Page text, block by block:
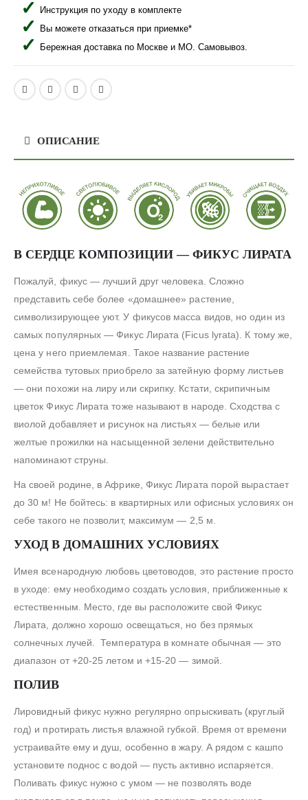
Инструкция по уходу в комплекте
Вы можете отказаться при приемке*
Бережная доставка по Москве и МО. Самовывоз.
ОПИСАНИЕ
В СЕРДЦЕ КОМПОЗИЦИИ — ФИКУС ЛИРАТА
Пожалуй, фикус — лучший друг человека. Сложно
представить себе более «домашнее» растение,
символизирующее уют. У фикусов масса видов, но один из
самых популярных — Фикус Лирата (Ficus lyrata). К тому же,
цена у него приемлемая. Такое название растение
семейства тутовых приобрело за затейную форму листьев
— они похожи на лиру или скрипку. Кстати, скрипичным
цветок Фикус Лирата тоже называют в народе. Сходства с
виолой добавляет и рисунок на листьях — белые или
желтые прожилки на насыщенной зелени действительно
напоминают струны.
На своей родине, в Африке, Фикус Лирата порой вырастает
до 30 м! Не бойтесь: в квартирных или офисных условиях он
себе такого не позволит, максимум — 2,5 м.
УХОД В ДОМАШНИХ УСЛОВИЯХ
Имея всенародную любовь цветоводов, это растение просто
в уходе: ему необходимо создать условия, приближенные к
естественным. Место, где вы расположите свой Фикус
Лирата, должно хорошо освещаться, но без прямых
солнечных лучей. Температура в комнате обычная — это
диапазон от +20-25 летом и +15-20 — зимой.
ПОЛИВ
Лировидный фикус нужно регулярно опрыскивать (круглый
год) и протирать листья влажной губкой. Время от времени
устраивайте ему и душ, особенно в жару. А рядом с кашпо
установите поднос с водой — пусть активно испаряется.
Поливать фикус нужно с умом — не позволять воде